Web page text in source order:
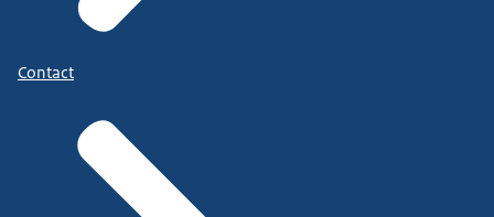
Contact